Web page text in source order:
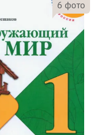
6 фото